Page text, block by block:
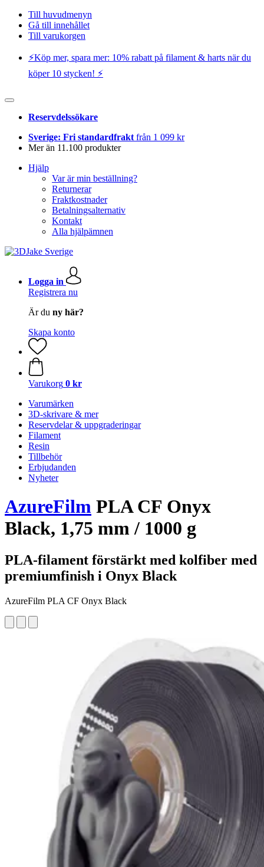
Till huvudmenyn
Gå till innehållet
Till varukorgen
⚡️Köp mer, spara mer: 10% rabatt på filament & harts när du
köper 10 stycken! ⚡️
Reservdelssökare
Sverige: Fri standardfrakt från 1 099 kr
Mer än 11.100 produkter
Hjälp
Var är min beställning?
Returnerar
Fraktkostnader
Betalningsalternativ
Kontakt
Alla hjälpämnen
Logga in
Registrera nu
Är du ny här?
Skapa konto
Varukorg 0 kr
Varumärken
3D-skrivare & mer
Reservdelar & uppgraderingar
Filament
Resin
Tillbehör
Erbjudanden
Nyheter
AzureFilm PLA CF Onyx
Black, 1,75 mm / 1000 g
PLA-filament förstärkt med kolfiber med
premiumfinish i Onyx Black
AzureFilm PLA CF Onyx Black